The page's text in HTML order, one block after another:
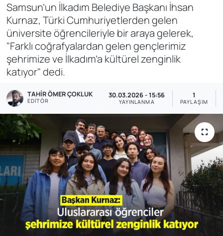
Samsun’un İlkadım Belediye Başkanı İhsan
Kurnaz, Türki Cumhuriyetlerden gelen
üniversite öğrencileriyle bir araya gelerek,
"Farklı coğrafyalardan gelen gençlerimiz
şehrimize ve İlkadım’a kültürel zenginlik
katıyor" dedi.
TAHIR ÖMER ÇOKLUK
EDITÖR
30.03.2026 - 15:56
YAYINLANMA
1
PAYLAŞIM
Dünya
Ekonomi
Genel
Gündem
Özel Haber
POLİTİKA
Siyaset
Spor
Web Tv